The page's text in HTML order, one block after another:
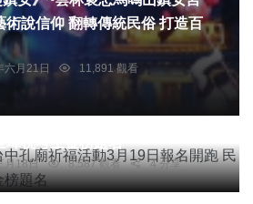
術說信仰 翻轉傳統民俗 打造百
六月21日
11,891 觀看
中孔廟祈福活動3月19日報名
月18日 8,587 觀看 4 分享